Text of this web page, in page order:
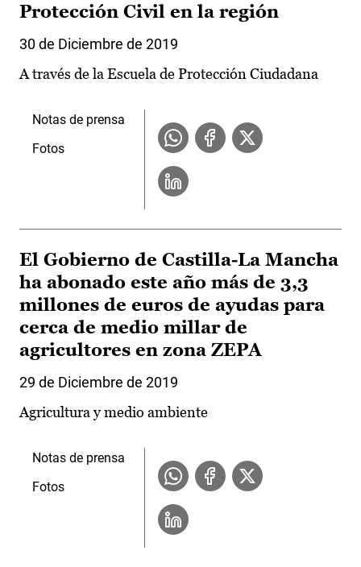
Protección Civil en la región
30 de Diciembre de 2019
A través de la Escuela de Protección Ciudadana
Notas de prensa
Fotos
El Gobierno de Castilla-La Mancha
ha abonado este año más de 3,3
millones de euros de ayudas para
cerca de medio millar de
agricultores en zona ZEPA
29 de Diciembre de 2019
Agricultura y medio ambiente
Notas de prensa
Fotos